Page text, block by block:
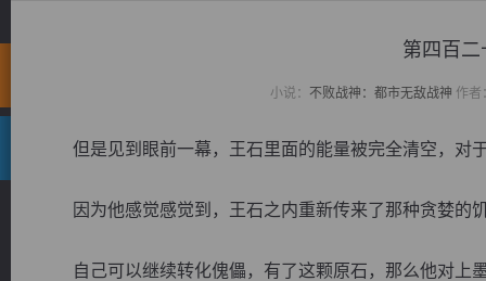
第四百
小说： 不败战神：都市无敌战神 作者
但是见到眼前一幕，王石里面的能量被完全清空，对
因为他感觉感觉到，王石之内重新传来了那种贪婪的
自己可以继续转化傀儡，有了这颗原石，那么他对上